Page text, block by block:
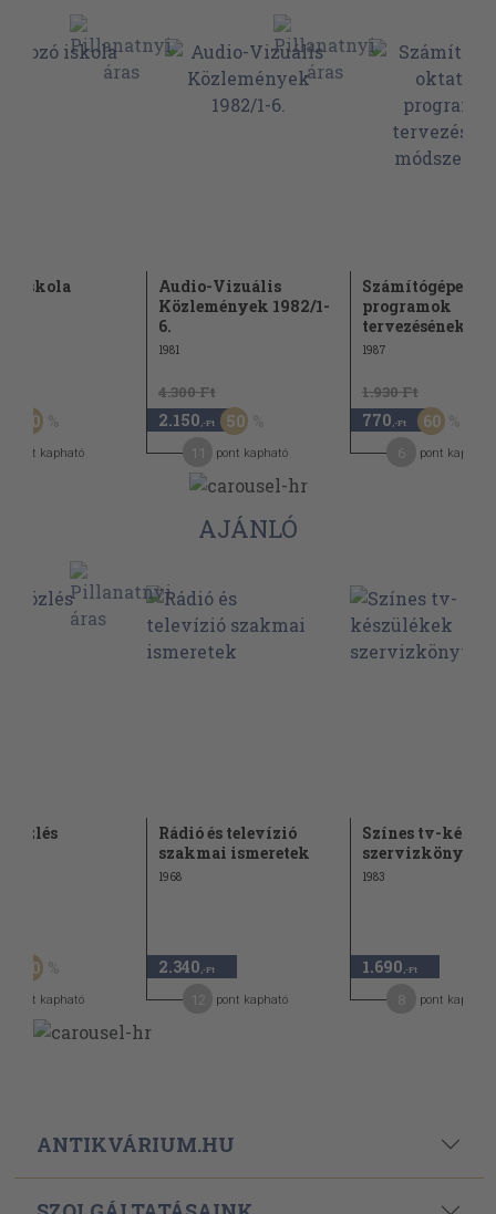
iskola
50
pont kapható
Audio-Vizuális
Közlemények 1982/1-
6.
1981
4.300 Ft
2.150 ,-Ft 50
pont kapható
Számítógépes
programok
tervezésének...
1987
1.930 Ft
770 ,-Ft 60
pont kapható
AJÁNLÓ
50
pont kapható
Rádió és televízió
szakmai ismeretek
1968
2.340 ,-Ft
pont kapható
Színes tv-
szervizkönyve
1983
1.690 ,-Ft
pont kapható
ANTIKVÁRIUM.HU